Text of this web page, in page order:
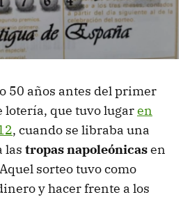
50 años antes del primer
lotería, que tuvo lugaren
, cuando se libraba una
las tropas napoleónicasen
sorteo tuvo como
y hacer frente a los